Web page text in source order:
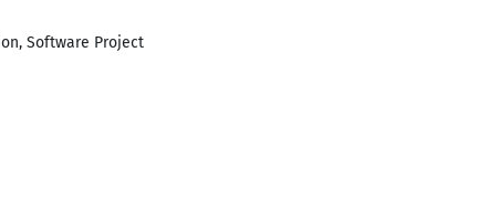
Software Project